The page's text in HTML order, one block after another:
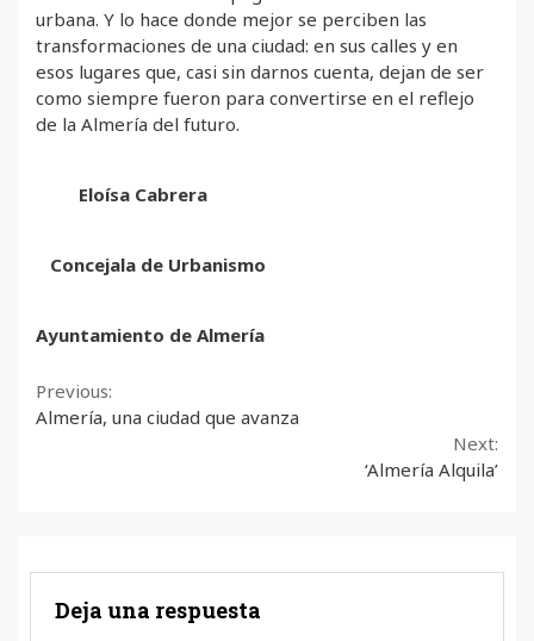
urbana. Y lo hace donde mejor se perciben las
transformaciones de una ciudad: en sus calles y en
esos lugares que, casi sin darnos cuenta, dejan de ser
como siempre fueron para convertirse en el reflejo
de la Almería del futuro.
Eloísa Cabrera
Concejala de Urbanismo
Ayuntamiento de Almería
Continue
Previous:
Almería, una ciudad que avanza
Next:
‘Almería Alquila’
Deja una respuesta